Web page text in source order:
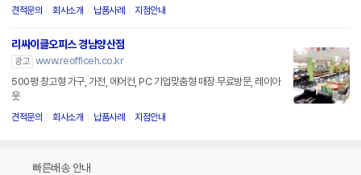
견적문의 회사소개 납품사례 지점안내
리싸이클오피스 경남양산점
광고 www.reofficeh.co.kr
500평 창고형 가구, 가전, 에어컨, PC 기업맞춤형 매장 무료방문, 레이아
웃
견적문의 회사소개 납품사례 지점안내
빠른배송 안내